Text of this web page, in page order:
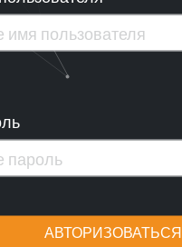
АВТОРИЗОВАТЬСЯ